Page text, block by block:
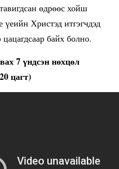
өдрөөс хойш
үеийн Христэд итгэгчдэд
байх болно.
7 үндсэн нөхцөл
цагт)